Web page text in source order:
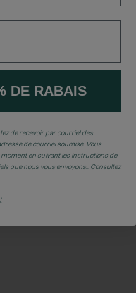
DE RABAIS
de recevoir par courriel des
de courriel soumise. Vous
en suivant les instructions de
que nous vous envoyons.. Consultez